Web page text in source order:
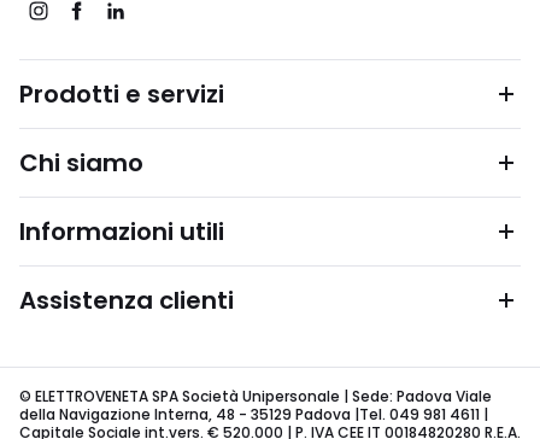
Prodotti e servizi
Chi siamo
Informazioni utili
Assistenza clienti
© ELETTROVENETA SPA Società Unipersonale | Sede: Padova Viale
della Navigazione Interna, 48 - 35129 Padova |Tel. 049 981 4611 |
Capitale Sociale int.vers. € 520.000 | P. IVA CEE IT 00184820280 R.E.A.